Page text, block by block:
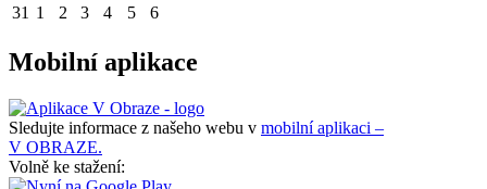
31 1 2 3 4 5 6
Mobilní aplikace
Sledujte informace z našeho webu v mobilní aplikaci –
V OBRAZE.
Volně ke stažení: